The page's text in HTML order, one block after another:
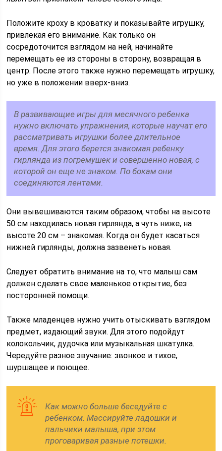
Положите кроху в кроватку и показывайте игрушку,
привлекая его внимание. Как только он
сосредоточится взглядом на ней, начинайте
перемещать ее из стороны в сторону, возвращая в
центр. После этого также нужно перемещать игрушку,
но уже в положении вверх-вниз.
В развивающие игры для месячного ребенка
нужно включать упражнения, которые научат его
рассматривать игрушки более длительное
время. Для этого берется знакомая ребенку
гирлянда из погремушек и совершенно новая, с
которой он еще не знаком. По бокам они
соединяются лентами.
Они вывешиваются таким образом, чтобы на высоте
50 см находилась новая гирлянда, а чуть ниже, на
высоте 20 см – знакомая. Когда он будет касаться
нижней гирлянды, должна зазвенеть новая.
Следует обратить внимание на то, что малыш сам
должен сделать свое маленькое открытие, без
посторонней помощи.
Также младенцев нужно учить отыскивать взглядом
предмет, издающий звуки. Для этого подойдут
колокольчик, дудочка или музыкальная шкатулка.
Чередуйте разное звучание: звонкое и тихое,
шуршащее и поющее.
Как можно больше беседуйте с
ребенком. Массируйте ладошки и
пальчики малыша, при этом
проговаривая разные потешки.